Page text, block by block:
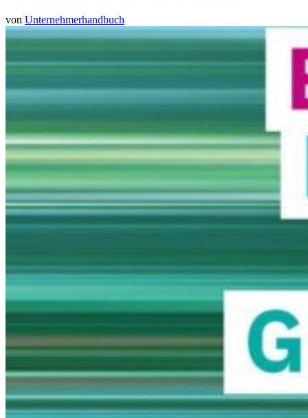
von Unternehmerhandbuch